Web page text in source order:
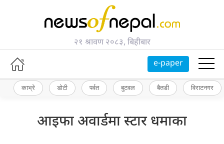
२१ श्रावण २०८३, बिहीबार
e-paper
काभ्रे डोटी पर्वत बुटवल बैतडी विराटनगर
आइफा अवार्डमा स्टार धमाका